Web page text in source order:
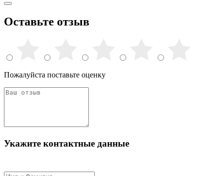
Оставьте отзыв
Пожалуйста поставьте оценку
Укажите контактные данные